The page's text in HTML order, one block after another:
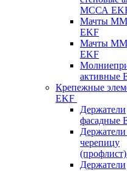
МССА
Мачты
EKF
Мачты
EKF
активные
Крепежные
EKF
Держатели
фасадные
черепицу
Держатели